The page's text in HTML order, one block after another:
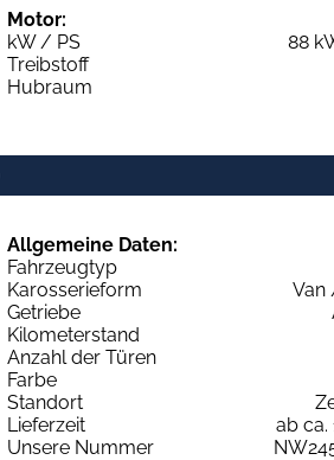
Motor:
kW / PS
88
Treibstoff
Hubraum
Allgemeine Daten:
Fahrzeugtyp
Karosserieform
Van
Getriebe
Kilometerstand
Anzahl der Türen
Farbe
Standort
Lieferzeit
ab ca.
Unsere Nummer